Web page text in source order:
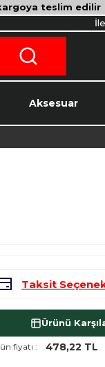
kargoya teslim edilir
Aksesuar
Taksit
Ürünü
fiyatı : 478,22 TL